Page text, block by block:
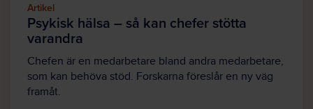
Artikel
Psykisk hälsa – så kan chefer stötta
varandra
Chefen är en medarbetare bland andra medarbetare,
som kan behöva stöd. Forskarna föreslår en ny väg
framåt.